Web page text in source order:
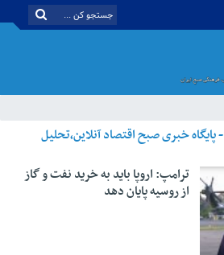
خرید نفت و گاز Archives - پایگاه خبری صبح اقتصاد آنلاین،تحلیل
ترامپ: اروپا باید به خرید نفت و گاز
از روسیه پایان دهد